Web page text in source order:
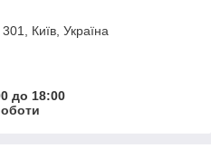
Київ, Україна
до 18:00